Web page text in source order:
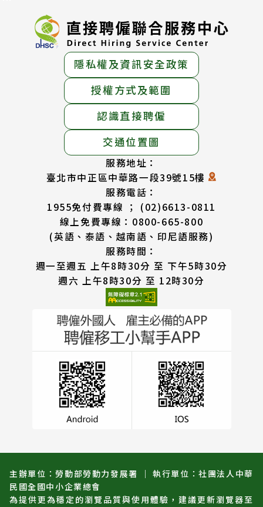
隱私權及資訊安全政策
授權方式及範圍
認識直接聘僱
交通位置圖
服務地址：
臺北市中正區中華路一段39號15樓
服務電話：
1955免付費專線 ； (02)6613-0811
線上免費專線：0800-665-800
(英語、泰語、越南語、印尼語服務)
服務時間：
週一至週五 上午8時30分 至 下午5時30分
週六 上午8時30分 至 12時30分
主辦單位：勞動部勞動力發展署 ｜ 執行單位：社團法人中華
民國全國中小企業總會
為提供更為穩定的瀏覽品質與使用體驗，建議更新瀏覽器至